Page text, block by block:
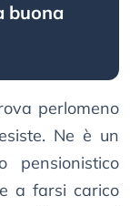
buona
perlomeno
Ne è un
pensionistico
a farsi carico